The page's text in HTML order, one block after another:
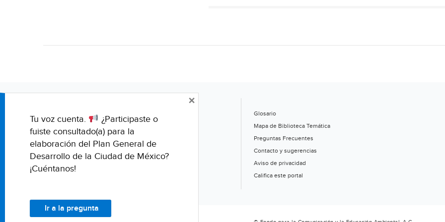
Glosario
Mapa de Biblioteca Temática
Preguntas Frecuentes
Contacto y sugerencias
Aviso de privacidad
Califica este portal
Tu voz cuenta.
¿Participaste o
fuiste consultado(a) para la
elaboración del Plan General de
Desarrollo de la Ciudad de México?
¡Cuéntanos!
Ir a la pregunta
×